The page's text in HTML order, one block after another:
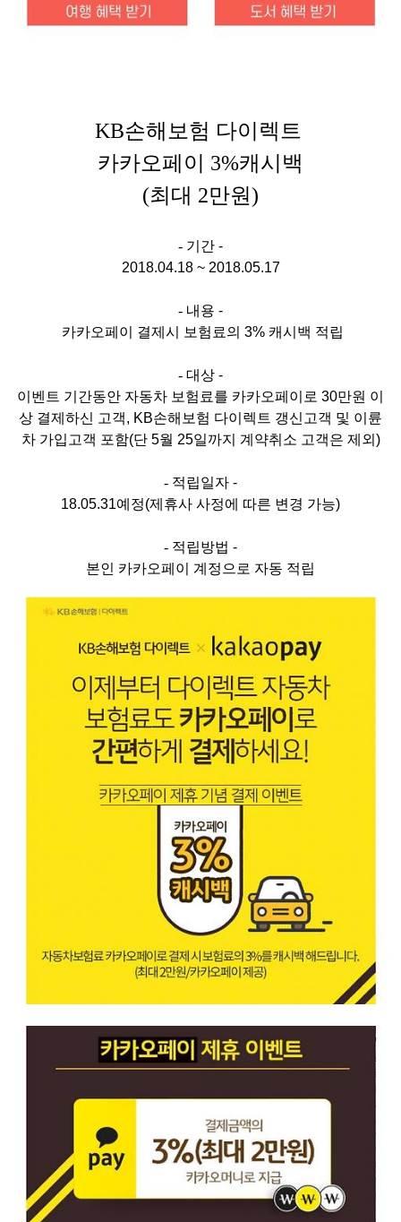
KB손해보험 다이렉트
카카오페이 3%캐시백
(최대 2만원)
- 기간 -
2018.04.18 ~ 2018.05.17
- 내용 -
카카오페이 결제시 보험료의 3% 캐시백 적립
- 대상 -
이벤트 기간동안 자동차 보험료를 카카오페이로 30만원 이
상 결제하신 고객, KB손해보험 다이렉트 갱신고객 및 이륜
차 가입고객 포함(단 5월 25일까지 계약취소 고객은 제외)
- 적립일자 -
18.05.31예정(제휴사 사정에 따른 변경 가능)
- 적립방법 -
본인 카카오페이 계정으로 자동 적립